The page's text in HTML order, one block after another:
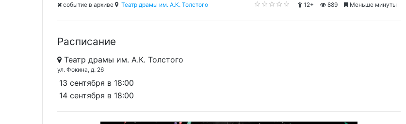
cобытие в архиве Театр драмы им. А.К. Толстого 12+ 889 Меньше минуты
Расписание
Театр драмы им. А.К. Толстого
ул. Фокина, д. 26
13 сентября в 18:00
14 сентября в 18:00